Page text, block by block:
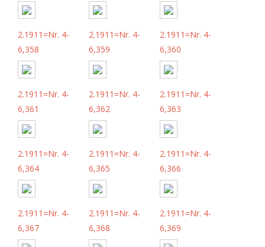
2.1911=Nr. 4-
6,358
2.1911=Nr. 4-
6,359
2.1911=Nr. 4-
6,360
2.1911=Nr. 4-
6,361
2.1911=Nr. 4-
6,362
2.1911=Nr. 4-
6,363
2.1911=Nr. 4-
6,364
2.1911=Nr. 4-
6,365
2.1911=Nr. 4-
6,366
2.1911=Nr. 4-
6,367
2.1911=Nr. 4-
6,368
2.1911=Nr. 4-
6,369